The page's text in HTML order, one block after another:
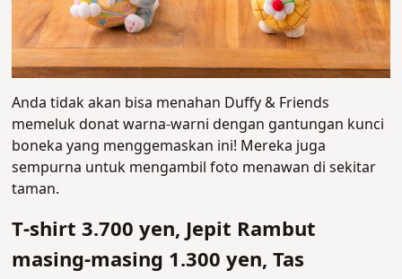
Anda tidak akan bisa menahan Duffy & Friends
memeluk donat warna-warni dengan gantungan kunci
boneka yang menggemaskan ini! Mereka juga
sempurna untuk mengambil foto menawan di sekitar
taman.
T-shirt 3.700 yen, Jepit Rambut
masing-masing 1.300 yen, Tas